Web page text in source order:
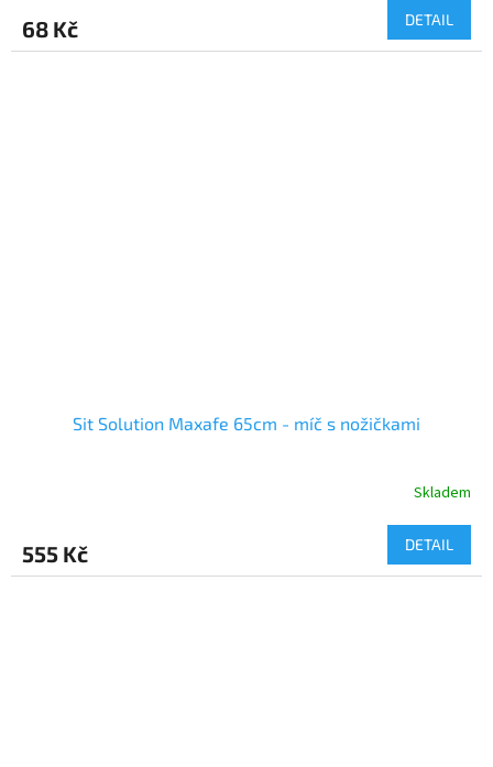
68 Kč DETAIL
Sit Solution Maxafe 65cm - míč s nožičkami
Skladem
555 Kč DETAIL